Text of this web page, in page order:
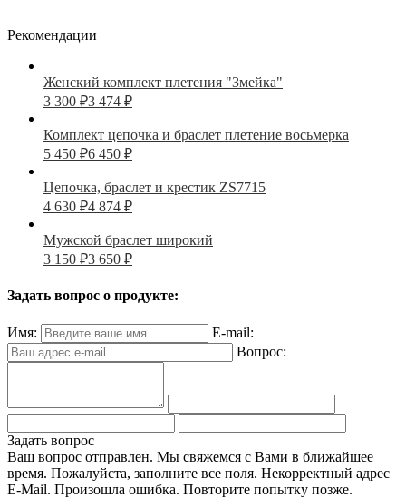
Рекомендации
Женский комплект плетения "Змейка"
3 300 ₽3 474 ₽
Комплект цепочка и браслет плетение восьмерка
5 450 ₽6 450 ₽
Цепочка, браслет и крестик ZS7715
4 630 ₽4 874 ₽
Мужской браслет широкий
3 150 ₽3 650 ₽
Задать вопрос о продукте:
Имя:
E-mail:
Вопрос:
Задать вопрос
Ваш вопрос отправлен. Мы свяжемся с Вами в ближайшее
время. Пожалуйста, заполните все поля. Некорректный адрес
E-Mail. Произошла ошибка. Повторите попытку позже.